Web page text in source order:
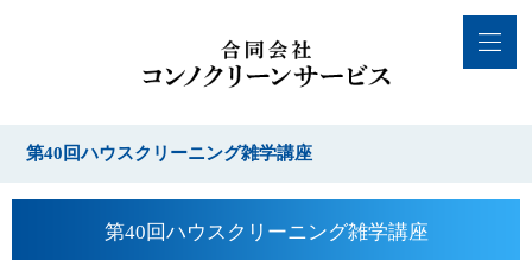
第40回ハウスクリーニング雑学講座
第40回ハウスクリーニング雑学講座